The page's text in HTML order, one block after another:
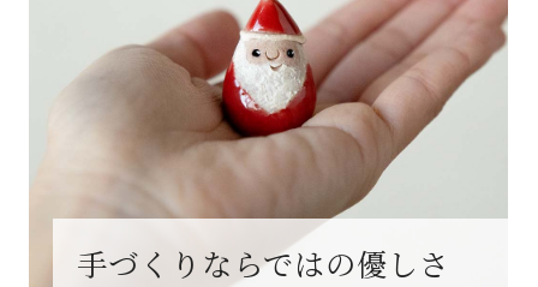
手づくりならではの優しさ